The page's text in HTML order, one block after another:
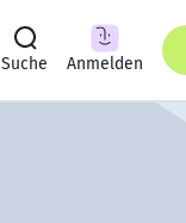
Suche Anmelden